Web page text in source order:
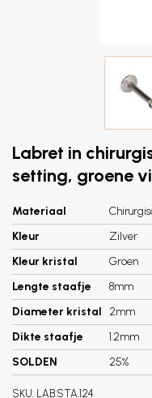
Labret in
setting, groene
Materiaal
Kleur
Zilver
Kleur kristal
Groen
Lengte staafje
8mm
Diameter kristal
2mm
Dikte staafje
1.2mm
SOLDEN
25%
SKU: LAB.STA.124